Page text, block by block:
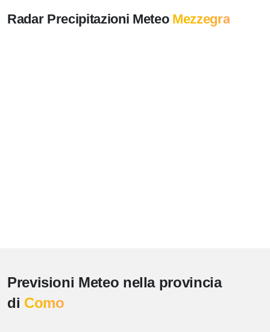
Radar Precipitazioni Meteo Mezzegra
Previsioni Meteo nella provincia
di Como